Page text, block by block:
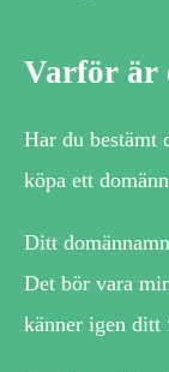
Varför är
Har du bestämt
köpa ett
Ditt
Det bör vara
känner igen ditt